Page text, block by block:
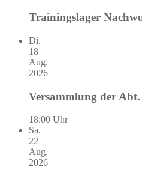
Trainingslager
Di.
18
Aug.
2026
Versammlung der
18:00 Uhr
Sa.
22
Aug.
2026